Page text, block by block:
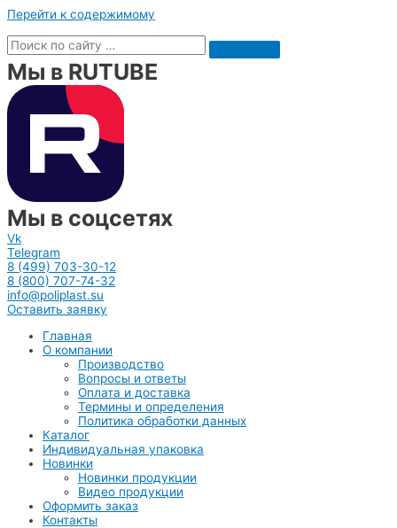
Перейти к содержимому
Мы в RUTUBE
Мы в соцсетях
Vk
Telegram
8 (499) 703-30-12
8 (800) 707-74-32
info@poliplast.su
Оставить заявку
Главная
О компании
Производство
Вопросы и ответы
Оплата и доставка
Термины и определения
Политика обработки данных
Каталог
Индивидуальная упаковка
Новинки
Новинки продукции
Видео продукции
Оформить заказ
Контакты